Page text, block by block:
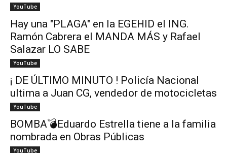
YouTube
Hay una "PLAGA" en la EGEHID el ING.
Ramón Cabrera el MANDA MÁS y Rafael
Salazar LO SABE
YouTube
¡ DE ÚLTIMO MINUTO ! Policía Nacional
ultima a Juan CG, vendedor de motocicletas
YouTube
BOMBA💣Eduardo Estrella tiene a la familia
nombrada en Obras Públicas
YouTube